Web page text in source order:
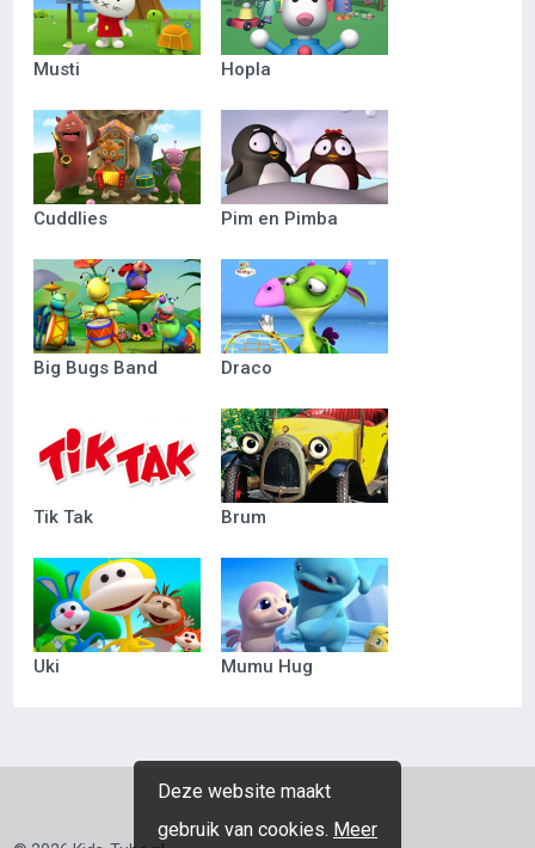
Musti Hopla
Cuddlies Pim en Pimba
Big Bugs Band Draco
Tik Tak Brum
Uki Mumu Hug
Deze website maakt
gebruik van cookies. Meer